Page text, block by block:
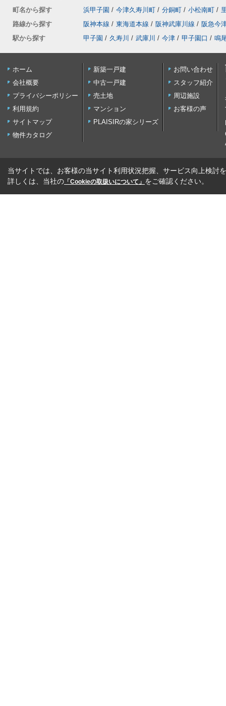
町名から探す
浜甲子園 / 今津久寿川町 / 分銅町 / 小松南町 /
路線から探す
阪神本線 / 東海道本線 / 阪神武庫川線 / 阪急今
駅から探す
甲子園 / 久寿川 / 武庫川 / 今津 / 甲子園口 / 鳴
ホーム
会社概要
プライバシーポリシー
利用規約
サイトマップ
物件カタログ
新築一戸建
中古一戸建
売土地
マンション
PLAISIRの家シリーズ
お問い合わせ
スタッフ紹介
周辺施設
お客様の声
当サイトでは、お客様の当サイト利用状況把握、サービス向上検討
詳しくは、当社の 「Cookieの取扱いについて」 をご確認ください。